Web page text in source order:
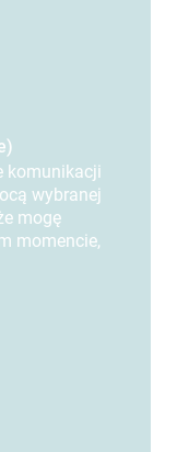
komunikacji
wybranej
mogę
momencie,